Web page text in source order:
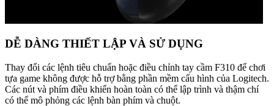
DỄ DÀNG THIẾT LẬP VÀ SỬ DỤNG
Thay đổi các lệnh tiêu chuẩn hoặc điều chỉnh tay cầm F310 để chơi
tựa game không được hỗ trợ bằng phần mềm cấu hình của Logitech.
Các nút và phím điều khiển hoàn toàn có thể lập trình và thậm chí
có thể mô phỏng các lệnh bàn phím và chuột.